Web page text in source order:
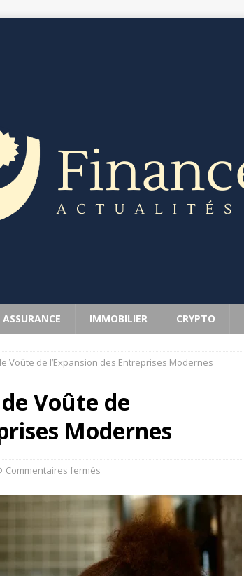
ASSURANCE IMMOBILIER CRYPTO
Voûte de l’Expansion des Entreprises Modernes
Voûte de
Modernes
Commentaires fermés